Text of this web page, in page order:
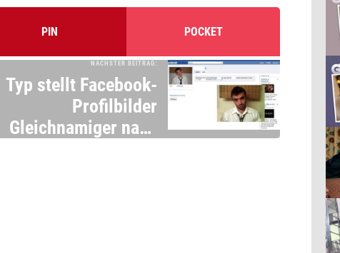
PIN POCKET
NÄCHSTER BEITRAG:
Typ stellt Facebook-
Profilbilder
Gleichnamiger nach